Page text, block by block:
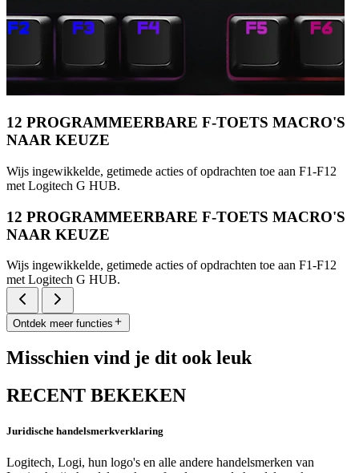
12 PROGRAMMEERBARE F-TOETS MACRO'S
NAAR KEUZE
Wijs ingewikkelde, getimede acties of opdrachten toe aan F1-F12
met Logitech G HUB.
12 PROGRAMMEERBARE F-TOETS MACRO'S
NAAR KEUZE
Wijs ingewikkelde, getimede acties of opdrachten toe aan F1-F12
met Logitech G HUB.
Ontdek meer functies
Misschien vind je dit ook leuk
RECENT BEKEKEN
Juridische handelsmerkverklaring
Logitech, Logi, hun logo's en alle andere handelsmerken van